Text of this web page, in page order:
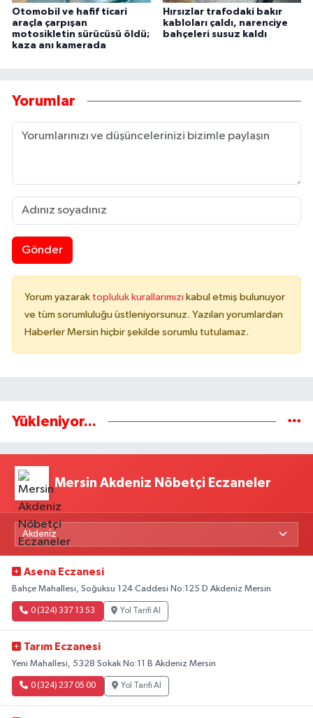
Otomobil ve hafif ticari
araçla çarpışan
motosikletin sürücüsü öldü;
kaza anı kamerada
Hırsızlar trafodaki bakır
kabloları çaldı, narenciye
bahçeleri susuz kaldı
Yorumlar
Gönder
Yorum yazarak topluluk kurallarımızı kabul etmiş bulunuyor
ve tüm sorumluluğu üstleniyorsunuz. Yazılan yorumlardan
Haberler Mersin hiçbir şekilde sorumlu tutulamaz.
Yükleniyor...
Mersin Akdeniz Nöbetçi Eczaneler
Asena Eczanesi
Bahçe Mahallesi, Soğuksu 124 Caddesi No:125 D Akdeniz Mersin
0 (324) 337 13 53 Yol Tarifi Al
Tarım Eczanesi
Yeni Mahallesi, 5328 Sokak No:11 B Akdeniz Mersin
0 (324) 237 05 00 Yol Tarifi Al